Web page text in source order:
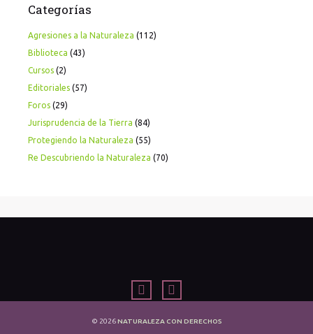
Categorías
Agresiones a la Naturaleza (112)
Biblioteca (43)
Cursos (2)
Editoriales (57)
Foros (29)
Jurisprudencia de la Tierra (84)
Protegiendo la Naturaleza (55)
Re Descubriendo la Naturaleza (70)
© 2026NATURALEZA CON DERECHOS